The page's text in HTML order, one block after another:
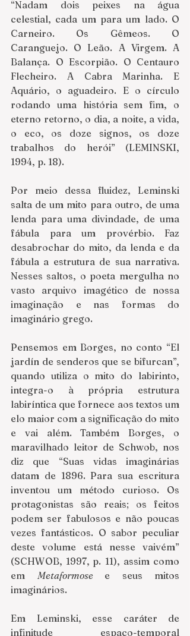
“Nadam dois peixes na água
celestial, cada um para um lado. O
Carneiro. Os Gêmeos. O
Caranguejo. O Leão. A Virgem. A
Balança. O Escorpião. O Centauro
Flecheiro. A Cabra Marinha. E
Aquário, o aguadeiro. E o círculo
rodando uma história sem fim, o
eterno retorno, o dia, a noite, a vida,
o eco, os doze signos, os doze
trabalhos do herói” (LEMINSKI,
1994, p. 18).
Por meio dessa fluidez, Leminski
salta de um mito para outro, de uma
lenda para uma divindade, de uma
fábula para um provérbio. Faz
desabrochar do mito, da lenda e da
fábula a estrutura de sua narrativa.
Nesses saltos, o poeta mergulha no
vasto arquivo imagético de nossa
imaginação e nas formas do
imaginário grego.
Pensemos em Borges, no conto “El
jardín de senderos que se bifurcan”,
quando utiliza o mito do labirinto,
integra-o à própria estrutura
labiríntica que fornece aos textos um
elo maior com a significação do mito
e vai além. Também Borges, o
maravilhado leitor de Schwob, nos
diz que “Suas vidas imaginárias
datam de 1896. Para sua escritura
inventou um método curioso. Os
protagonistas são reais; os feitos
podem ser fabulosos e não poucas
vezes fantásticos. O sabor peculiar
deste volume está nesse vaivém”
(SCHWOB, 1997, p. 11), assim como
em Metaformose e seus mitos
imaginários.
Em Leminski, esse caráter de
infinitude espaço-temporal